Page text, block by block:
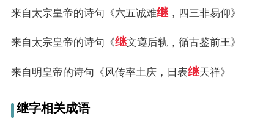
来自太宗皇帝的诗句《六五诚难继，四三非易仰》
来自太宗皇帝的诗句《继文遵后轨，循古鉴前王》
来自明皇帝的诗句《风传率土庆，日表继天祥》
继字相关成语